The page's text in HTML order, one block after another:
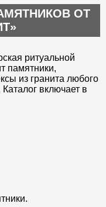
ОТ
ритуальной
памятники,
из гранита любого
включает в